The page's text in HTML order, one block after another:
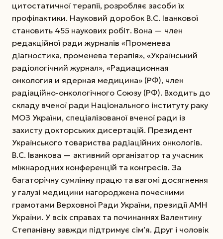
цитостатичної терапії, розробляє засоби їх
профілактики. Науковий доробок В.С. Іванкової
становить 455 наукових робіт. Вона — член
редакційної ради журналів «Променева
діагностика, променева терапія», «Український
радіологічний журнал», «Радиационная
онкология и ядерная медицина» (РФ), член
радіаційно-онкологічного Союзу (РФ). Входить до
складу вченої ради Національного інституту раку
МОЗ України, спеціалізованої вченої ради із
захисту докторських дисертацій. Президент
Українського товариства радіаційних онкологів.
В.С. Іванкова — активний організатор та учасник
міжнародних конференцій та конгресів. За
багаторічну сумлінну працю та вагомі досягнення
у галузі медицини нагороджена почесними
грамотами Верховної Ради України, президії АМН
України. У всіх справах та починаннях Валентину
Степанівну завжди підтримує сім’я. Друг і чоловік